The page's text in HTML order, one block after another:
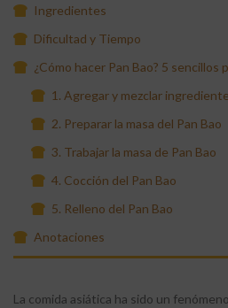
Ingredientes
Dificultad y Tiempo
¿Cómo hacer Pan Bao? 5 sencillos
1. Agregar y mezclar
2. Preparar la masa del Pan Bao
3. Trabajar la masa de Pan Bao
4. Cocción del Pan Bao
5. Relleno del Pan Bao
Anotaciones
La comida asiática ha sido un